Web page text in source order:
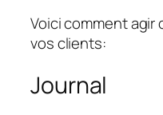
Voici comment agir
vos clients:
Journal